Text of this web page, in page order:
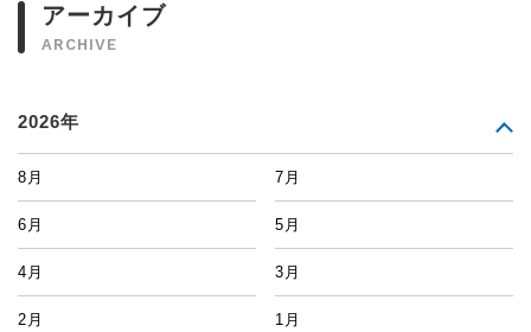
アーカイブ
ARCHIVE
2026年
8月 7月
6月 5月
4月 3月
2月 1月